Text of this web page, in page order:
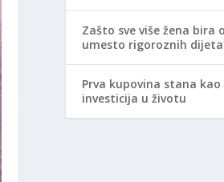
Zašto sve više žena bira
umesto rigoroznih
Prva kupovina stana
investicija u životu